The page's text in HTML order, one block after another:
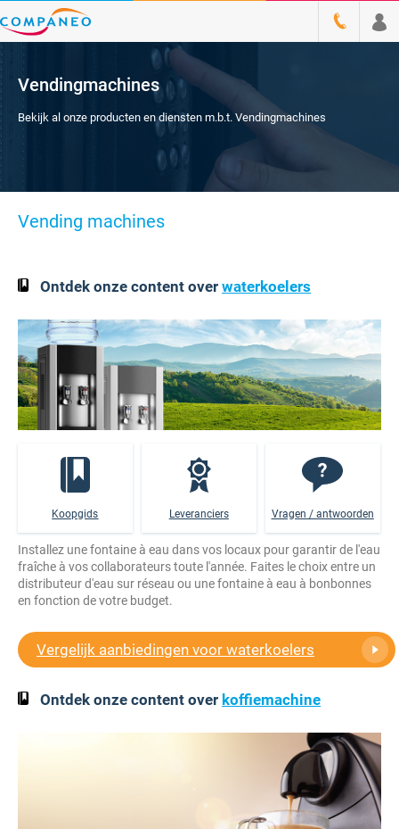
Vendingmachines
Bekijk al onze producten en diensten m.b.t. Vendingmachines
Vending machines
Ontdek onze content overwaterkoelers
Koopgids Leveranciers Vragen / antwoorden
Installez une fontaine à eau dans vos locaux pour garantir de l'eau
fraîche à vos collaborateurs toute l'année. Faites le choix entre un
distributeur d'eau sur réseau ou une fontaine à eau à bonbonnes
en fonction de votre budget.
Vergelijk aanbiedingen voor waterkoelers
Ontdek onze content over koffiemachine